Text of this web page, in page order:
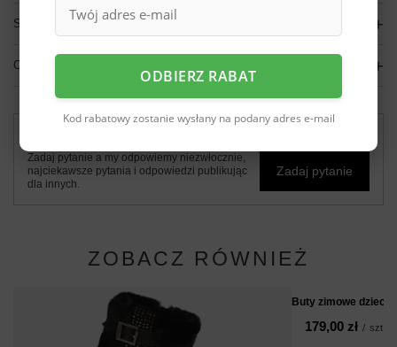
SZCZEGÓŁOWE DANE
OPINIE
Zadaj pytanie a my odpowiemy niezwłocznie,
najciekawsze pytania i odpowiedzi publikując
dla innych.
Zadaj pytanie
ZOBACZ RÓWNIEŻ
Buty zimowe
179,00 zł / szt.
ODBIERZ RABAT
Kod rabatowy zostanie wysłany na podany adres e-mail